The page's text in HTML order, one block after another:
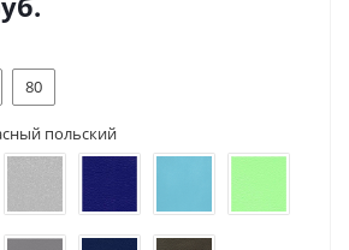
80
польский